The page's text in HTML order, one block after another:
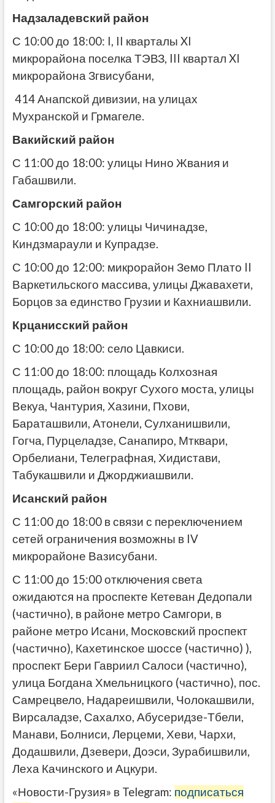
Надзаладевский район
С 10:00 до 18:00: I, II кварталы XI
микрорайона поселка ТЭВЗ, III квартал XI
микрорайона Згвисубани,
414 Анапской дивизии, на улицах
Мухранской и Грмагеле.
Вакийский район
С 11:00 до 18:00: улицы Нино Жвания и
Габашвили.
Самгорский район
С 10:00 до 18:00: улицы Чичинадзе,
Киндзмараули и Купрадзе.
С 10:00 до 12:00: микрорайон Земо Плато II
Варкетильского массива, улицы Джавахети,
Борцов за единство Грузии и Кахниашвили.
Крцанисский район
С 10:00 до 18:00: село Цавкиси.
С 11:00 до 18:00: площадь Колхозная
площадь, район вокруг Сухого моста, улицы
Векуа, Чантурия, Хазини, Пхови,
Бараташвили, Атонели, Сулханишвили,
Гогча, Пурцеладзе, Санапиро, Мтквари,
Орбелиани, Телеграфная, Хидистави,
Табукашвили и Джорджиашвили.
Исанский район
С 11:00 до 18:00 в связи с переключением
сетей ограничения возможны в IV
микрорайоне Вазисубани.
С 11:00 до 15:00 отключения света
ожидаются на проспекте Кетеван Дедопали
(частично), в районе метро Самгори, в
районе метро Исани, Московский проспект
(частично), Кахетинское шоссе (частично) ),
проспект Бери Гавриил Салоси (частично),
улица Богдана Хмельницкого (частично), пос.
Самрецвело, Надареишвили, Чолокашвили,
Вирсаладзе, Сахалхо, Абусеридзе-Тбели,
Манави, Болниси, Лерцеми, Хеви, Чархи,
Додашвили, Дзевери, Доэси, Зурабишвили,
Леха Качинского и Ацкури.
«Новости-Грузия» в Telegram: подписаться